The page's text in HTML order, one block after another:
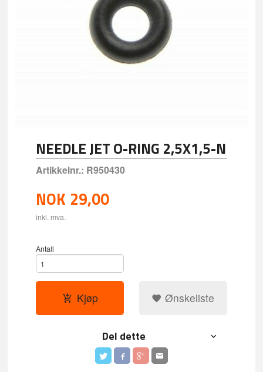
NEEDLE JET O-RING 2,5X1,5-N
Artikkelnr.: R950430
NOK 29,00
inkl. mva.
Antall
Kjøp Ønskeliste
Del dette